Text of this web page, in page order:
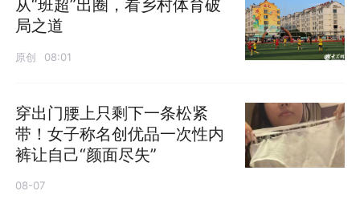
从“班超”出圈，看乡村体育破
局之道
原创 08:01
穿出门腰上只剩下一条松紧
带！女子称名创优品一次性内
裤让自己“颜面尽失”
08-07